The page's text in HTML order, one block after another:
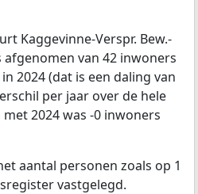
Kaggevinne-Verspr. Bew.-
van 42 inwoners
2024 (dat is een daling van
per jaar over de hele
2024 was -0 inwoners
aantal personen zoals op 1
vastgelegd.